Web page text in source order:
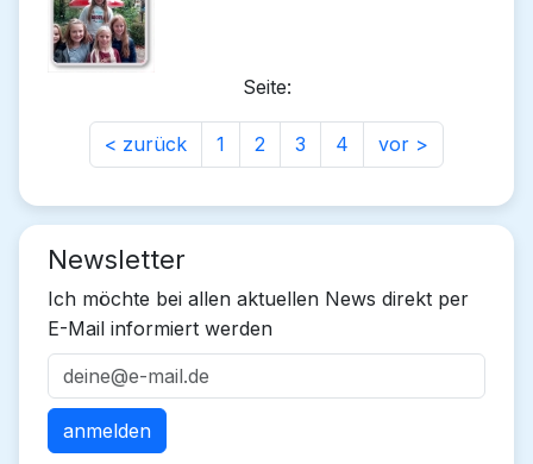
Seite:
< zurück 1 2 3 4 vor >
Newsletter
Ich möchte bei allen aktuellen News direkt per
E-Mail informiert werden